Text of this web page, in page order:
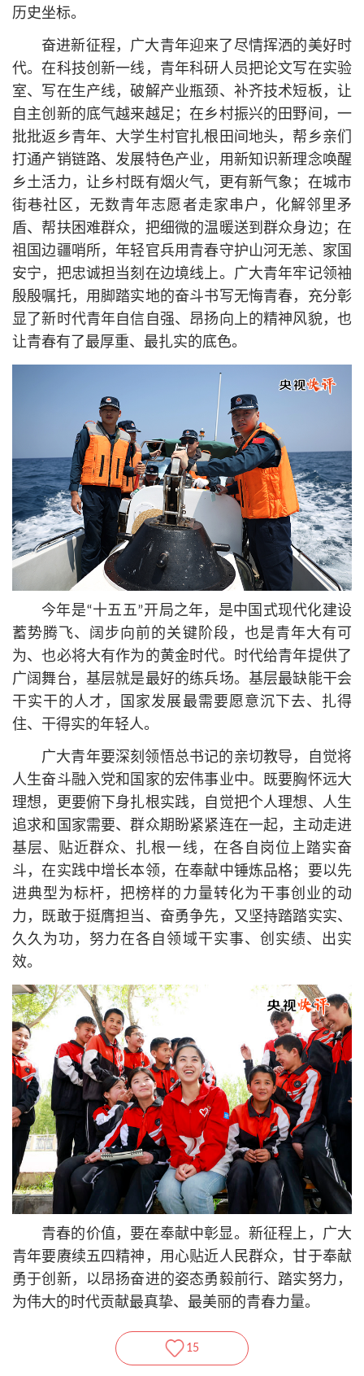
历史坐标。
奋进新征程，广大青年迎来了尽情挥洒的美好时
代。在科技创新一线，青年科研人员把论文写在实验
室、写在生产线，破解产业瓶颈、补齐技术短板，让
自主创新的底气越来越足；在乡村振兴的田野间，一
批批返乡青年、大学生村官扎根田间地头，帮乡亲们
打通产销链路、发展特色产业，用新知识新理念唤醒
乡土活力，让乡村既有烟火气，更有新气象；在城市
街巷社区，无数青年志愿者走家串户，化解邻里矛
盾、帮扶困难群众，把细微的温暖送到群众身边；在
祖国边疆哨所，年轻官兵用青春守护山河无恙、家国
安宁，把忠诚担当刻在边境线上。广大青年牢记领袖
殷殷嘱托，用脚踏实地的奋斗书写无悔青春，充分彰
显了新时代青年自信自强、昂扬向上的精神风貌，也
让青春有了最厚重、最扎实的底色。
今年是“十五五”开局之年，是中国式现代化建设
蓄势腾飞、阔步向前的关键阶段，也是青年大有可
为、也必将大有作为的黄金时代。时代给青年提供了
广阔舞台，基层就是最好的练兵场。基层最缺能干会
干实干的人才，国家发展最需要愿意沉下去、扎得
住、干得实的年轻人。
广大青年要深刻领悟总书记的亲切教导，自觉将
人生奋斗融入党和国家的宏伟事业中。既要胸怀远大
理想，更要俯下身扎根实践，自觉把个人理想、人生
追求和国家需要、群众期盼紧紧连在一起，主动走进
基层、贴近群众、扎根一线，在各自岗位上踏实奋
斗，在实践中增长本领，在奉献中锤炼品格；要以先
进典型为标杆，把榜样的力量转化为干事创业的动
力，既敢于挺膺担当、奋勇争先，又坚持踏踏实实、
久久为功，努力在各自领域干实事、创实绩、出实
效。
青春的价值，要在奉献中彰显。新征程上，广大
青年要赓续五四精神，用心贴近人民群众，甘于奉献
勇于创新，以昂扬奋进的姿态勇毅前行、踏实努力，
为伟大的时代贡献最真挚、最美丽的青春力量。
15